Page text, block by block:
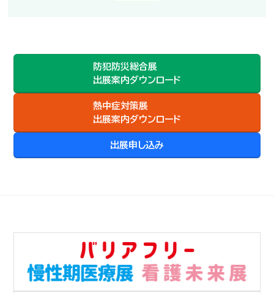
防犯防災総合展
出展案内ダウンロード
熱中症対策展
出展案内ダウンロード
出展申し込み